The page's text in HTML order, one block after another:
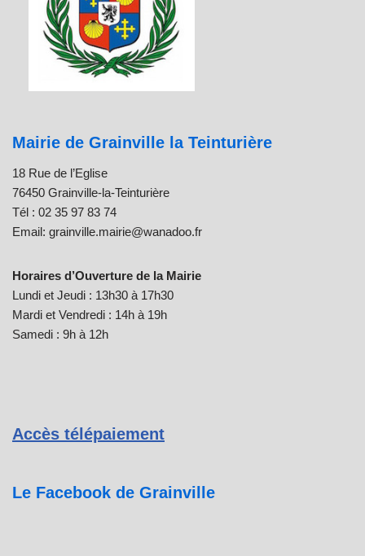
Mairie de Grainville la Teinturière
18 Rue de l’Eglise
76450 Grainville-la-Teinturière
Tél : 02 35 97 83 74
Email: grainville.mairie@wanadoo.fr
Horaires d’Ouverture de la Mairie
Lundi et Jeudi : 13h30 à 17h30
Mardi et Vendredi : 14h à 19h
Samedi : 9h à 12h
Accès télépaiement
Le Facebook de Grainville